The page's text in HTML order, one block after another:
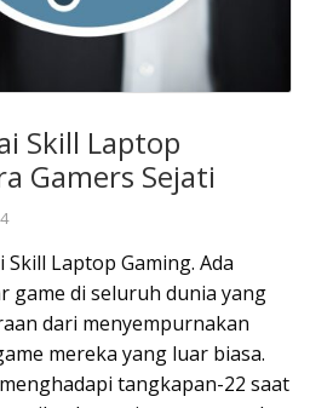
Skill Laptop
Gamers Sejati
Laptop Gaming. Ada
game di seluruh dunia yang
dari menyempurnakan
mereka yang luar biasa.
tangkapan-22 saat